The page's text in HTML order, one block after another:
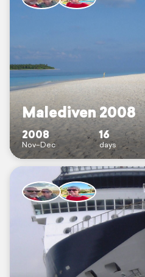
Malediven 2008
2008
Nov–Dec
16
days